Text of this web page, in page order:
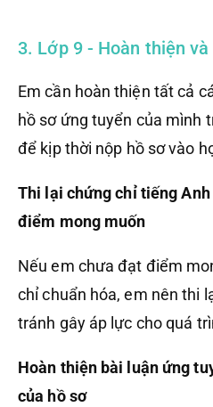
3. Lớp 9 - Hoàn thiện
Em cần hoàn thiện tất cả
hồ sơ ứng tuyển của mình
để kịp thời nộp hồ sơ vào
Thi lại chứng chỉ tiếng
điểm mong muốn
Nếu em chưa đạt điểm
chỉ chuẩn hóa, em nên thi
tránh gây áp lực cho quá
Hoàn thiện bài luận ứng
của hồ sơ